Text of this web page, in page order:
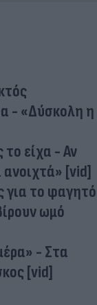
- «Δύσκολη η
είχα - Αν
ανοιχτά» [vid]
για το φαγητό
ωμό
- Στα
[vid]